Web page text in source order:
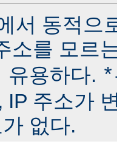
서 동적으
소를 모르
유용하다. *
IP 주소가
없다.